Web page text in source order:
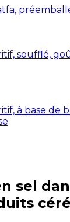
soufflé,
à base de
sel